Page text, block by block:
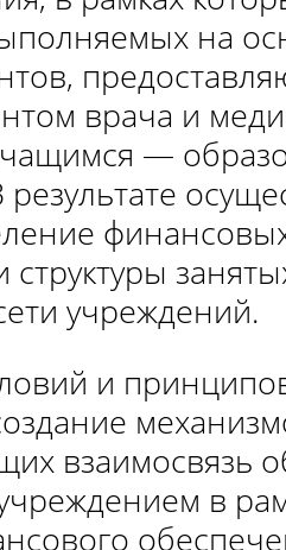
на
врача и
—
структуры
учреждений.
и
взаимосвязь
в